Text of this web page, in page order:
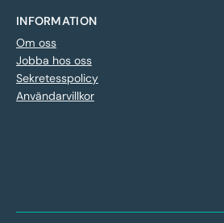
INFORMATION
Om oss
Jobba hos oss
Sekretesspolicy
Användarvillkor